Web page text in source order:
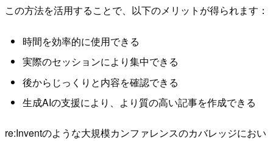
この方法を活用することで、以下のメリットが得られます：
時間を効率的に使用できる
実際のセッションにより集中できる
後からじっくりと内容を確認できる
生成AIの支援により、より質の高い記事を作成できる
re:Inventのような大規模カンファレンスのカバレッジにおい